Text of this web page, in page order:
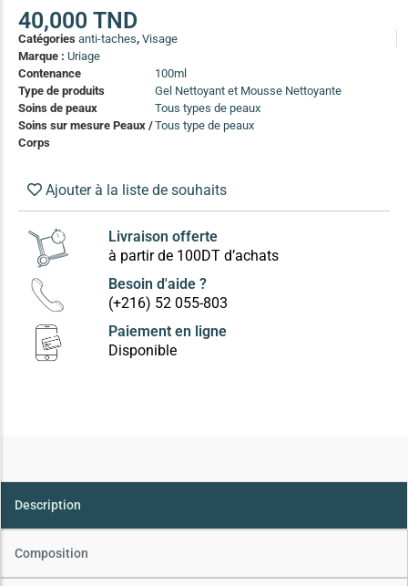
(13)
Soin anti-pelliculaire
Soin pointes cassantes et fourchues
Soins Solaires Ciblés
Soins ciblé bébé (0-5 ans)(4)
Soins ciblés famille
(4)
40,000 TND
Catégories anti-taches, Visage
Marque : Uriage
Contenance
100ml
Type de produits
Gel Nettoyant et Mousse Nettoyante
Soins de peaux
Tous types de peaux
Soins sur mesure Peaux /
Corps
Tous type de peaux
Ajouter à la liste de souhaits
Livraison offerte
à partir de 100DT d’achats
Besoin d'aide ?
(+216) 52 055-803
Paiement en ligne
Disponible
Composition
Description